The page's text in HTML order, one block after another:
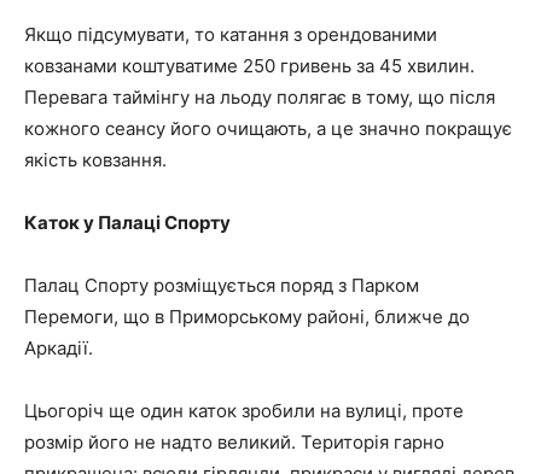
Якщо підсумувати, то катання з орендованими
ковзанами коштуватиме 250 гривень за 45 хвилин.
Перевага таймінгу на льоду полягає в тому, що після
кожного сеансу його очищають, а це значно покращує
якість ковзання.
Каток у Палаці Спорту
Палац Спорту розміщується поряд з Парком
Перемоги, що в Приморському районі, ближче до
Аркадії.
Цьогоріч ще один каток зробили на вулиці, проте
розмір його не надто великий. Територія гарно